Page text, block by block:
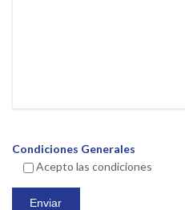
Condiciones Generales
Acepto las condiciones